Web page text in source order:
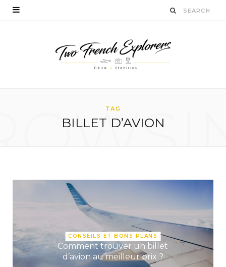
TAG
BILLET D’AVION
CONSEILS ET BONS PLANS
Comment trouver un billet
d’avion au meilleur prix ?